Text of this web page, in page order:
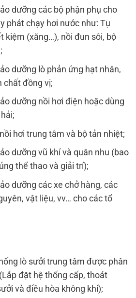
dưỡng các bộ phận phụ cho
phát chạy hơi nước như: Tụ
kiệm (xăng…), nồi đun sôi, bộ
dưỡng lò phản ứng hạt nhân,
chất đồng vị;
dưỡng nồi hơi điện hoặc dùng
hơi trung tâm và bộ tản nhiệt;
dưỡng vũ khí và quân nhu (bao
thể thao và giải trí);
dưỡng các xe chở hàng, các
vật liệu, vv… cho các tổ
lò sưởi trung tâm được phân
đặt hệ thống cấp, thoát
và điều hòa không khí);